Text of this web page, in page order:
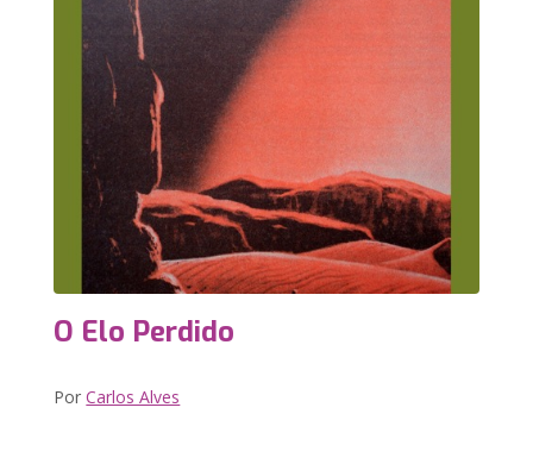
O Elo Perdido
PorCarlos Alves